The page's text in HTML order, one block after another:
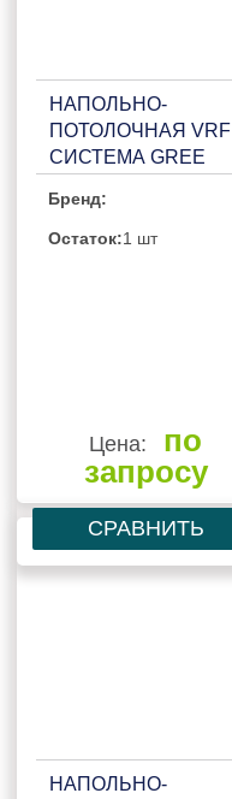
НАПОЛЬНО-
ПОТОЛОЧНАЯ VRF
СИСТЕМА GREE
Бренд:
Остаток:1 шт
Цена:
по
запросу
СРАВНИТЬ
НАПОЛЬНО-